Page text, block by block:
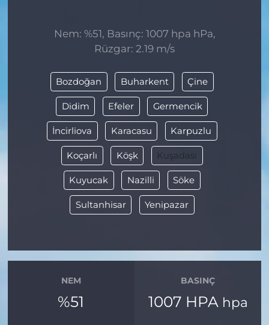
Nem: %51, Basınç: 1007 hpa hPa,
Rüzgar: 2.19 m/s
Bozdoğan Buharkent Çine
Didim Efeler Germencik
İncirliova Karacasu Karpuzlu
Koçarlı Köşk Kuşadası
Kuyucak Nazilli Söke
Sultanhisar Yenipazar
NEM
%51
BASINÇ
1007 HPA hpa